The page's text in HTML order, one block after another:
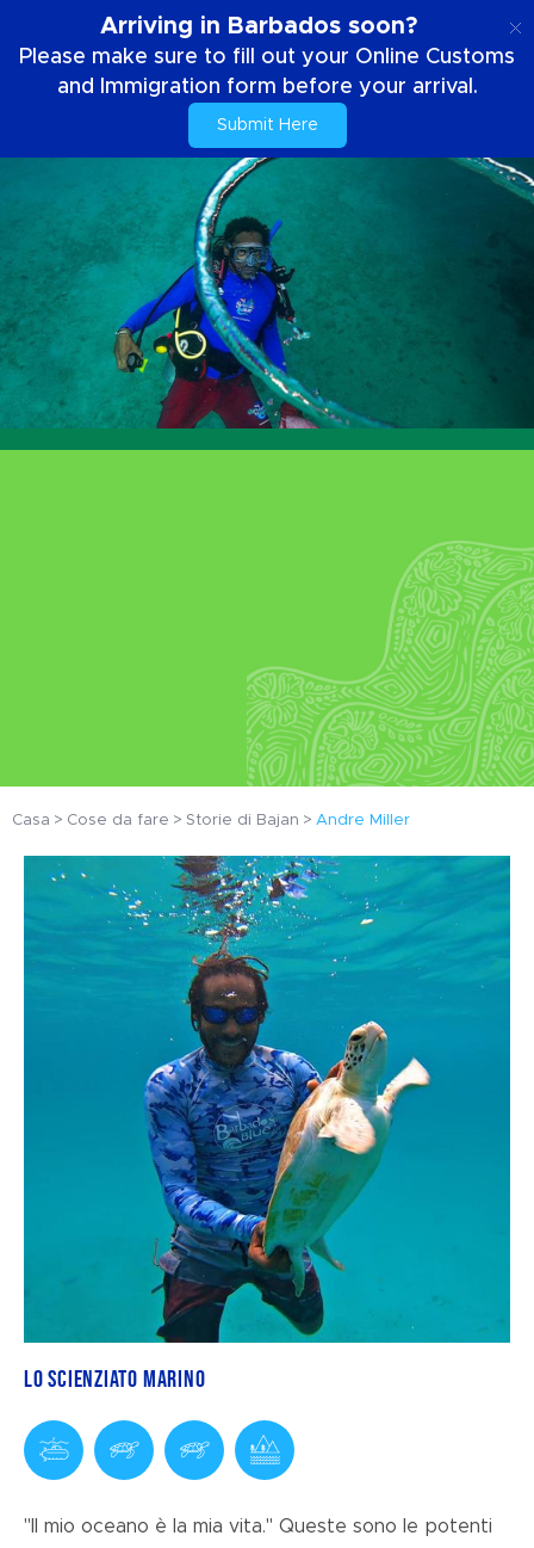
Arriving in Barbados soon?
Please make sure to fill out your Online Customs
and Immigration form before your arrival.
Submit Here
Casa Cose da fare Storie di Bajan Andre Miller
Lo scienziato marino
"Il mio oceano è la mia vita." Queste sono le potenti